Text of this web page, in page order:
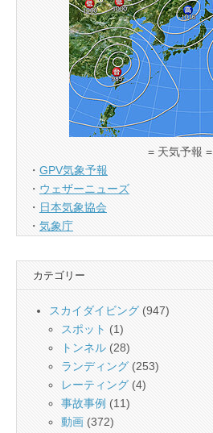
= 天気予報 =
・ GPV気象予報
・ ウェザーニューズ
・ 日本気象協会
・ 気象庁
カテゴリー
スカイダイビング (947)
スポット (1)
トンネル (28)
ランディング(253)
レーティング(4)
事故事例 (11)
動画 (372)